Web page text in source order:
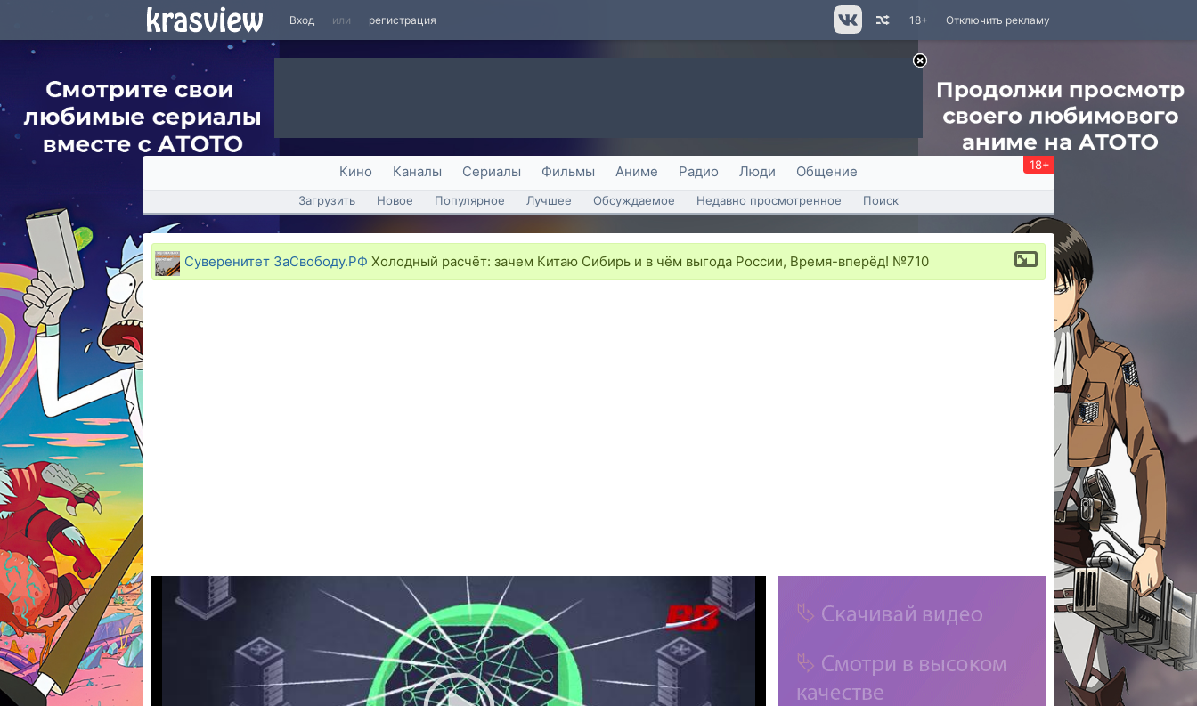
Вход или регистрация Отключить рекламу
18+
Кино Каналы Сериалы Фильмы Аниме Радио Люди Общение 18+
Загрузить Новое Популярное Лучшее Обсуждаемое Недавно просмотренное Поиск
Суверенитет ЗаСвободу.РФ Холодный расчёт: зачем Китаю Сибирь и в чём выгода России, Время-вперёд! №710